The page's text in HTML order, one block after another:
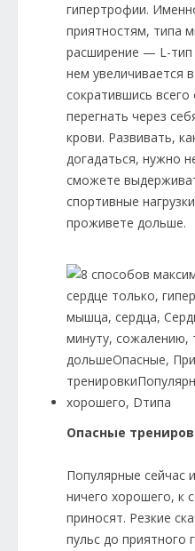
гипертрофии.
приятностям, типа
расширение — L-тип
нем увеличивается
сократившись
перегнать через
крови. Развивать,
догадаться, нужно
сможете
спортивные
проживете дольше.
Опасные
Популярные сейчас
ничего хорошего, к
приносят. Резкие
пульс до приятного